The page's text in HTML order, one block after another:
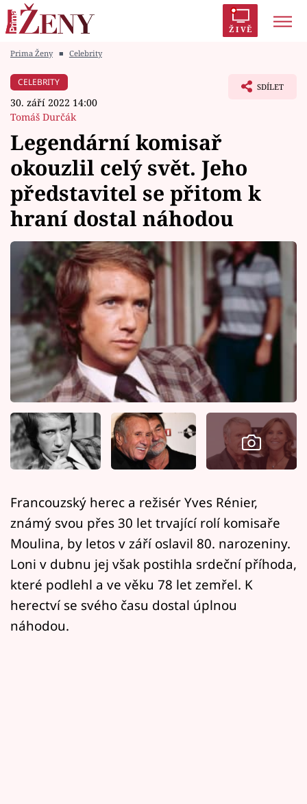
ŽIVĚ
Módní alarm
Témata
Celebrity
Vztahy
Seriály
Horoskopy
Sledujte prima+
Filmový festival Karlovy Vary
Pořady
Mámy sobě
Sledujte nás
Prima Ženy ■ Celebrity
CELEBRITY
30. září 2022 14:00
Tomáš Durčák
SDÍLET
Legendární komisař
okouzlil celý svět. Jeho
představitel se přitom k
hraní dostal náhodou
Francouzský herec a režisér Yves Rénier,
známý svou přes 30 let trvající rolí komisaře
Moulina, by letos v září oslavil 80. narozeniny.
Loni v dubnu jej však postihla srdeční příhoda,
které podlehl a ve věku 78 let zemřel. K
herectví se svého času dostal úplnou
náhodou.